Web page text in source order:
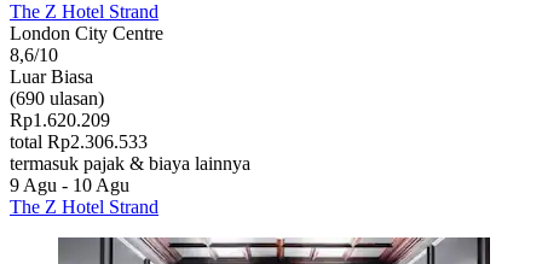
The Z Hotel Strand
London City Centre
8,6/10
Luar Biasa
(690 ulasan)
Rp1.620.209
total Rp2.306.533
termasuk pajak & biaya lainnya
9 Agu - 10 Agu
The Z Hotel Strand